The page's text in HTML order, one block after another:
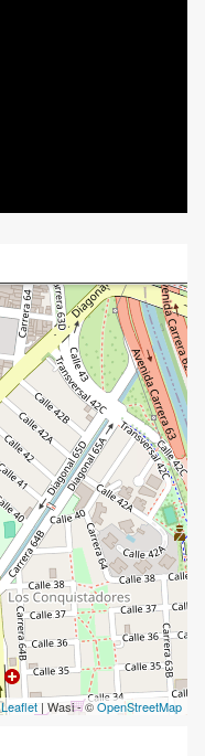
Leaflet | Wasi - ©OpenStreetMap